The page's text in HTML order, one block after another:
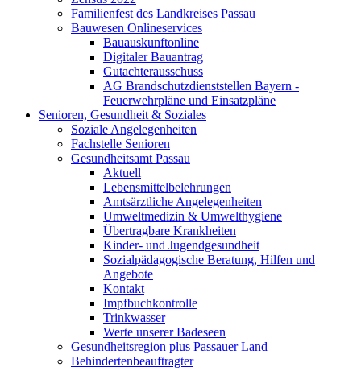
Familienfest des Landkreises Passau
Bauwesen Onlineservices
Bauauskunftonline
Digitaler Bauantrag
Gutachterausschuss
AG Brandschutzdienststellen Bayern -
Feuerwehrpläne und Einsatzpläne
Senioren, Gesundheit & Soziales
Soziale Angelegenheiten
Fachstelle Senioren
Gesundheitsamt Passau
Aktuell
Lebensmittelbelehrungen
Amtsärztliche Angelegenheiten
Umweltmedizin & Umwelthygiene
Übertragbare Krankheiten
Kinder- und Jugendgesundheit
Sozialpädagogische Beratung, Hilfen und
Angebote
Kontakt
Impfbuchkontrolle
Trinkwasser
Werte unserer Badeseen
Gesundheitsregion plus Passauer Land
Behindertenbeauftragter